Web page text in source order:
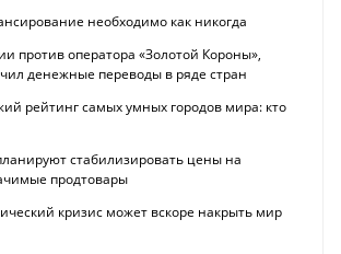
необходимо как никогда
против оператора «Золотой Короны»,
денежные переводы в ряде стран
рейтинг самых умных городов мира: кто
стабилизировать цены на
продтовары
кризис может вскоре накрыть мир